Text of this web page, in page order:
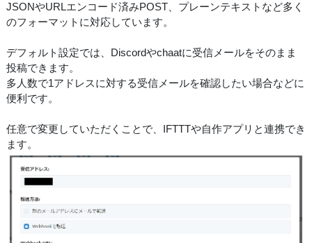
JSONやURLエンコード済みPOST、プレーンテキストなど多く
のフォーマットに対応しています。
デフォルト設定では、Discordやchaatに受信メールをそのまま
投稿できます。
多人数で1アドレスに対する受信メールを確認したい場合などに
便利です。
任意で変更していただくことで、IFTTTや自作アプリと連携でき
ます。